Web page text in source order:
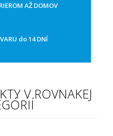
AŽ DOMOV
do 14 DNÍ
V ROVNAKEJ